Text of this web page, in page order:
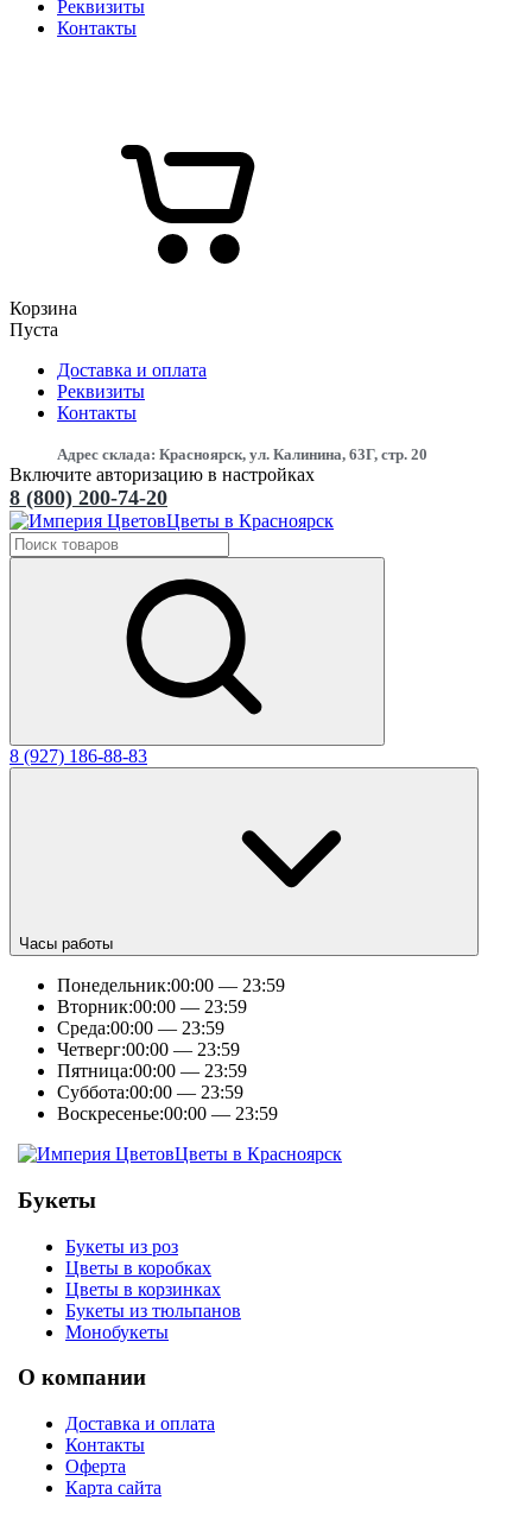
Реквизиты
Контакты
Корзина
Пуста
Доставка и оплата
Реквизиты
Контакты
Адрес склада: Красноярск, ул. Калинина, 63Г, стр. 20
Включите авторизацию в настройках
8 (800) 200-74-20
Цветы в Красноярск
8 (927) 186-88-83
Часы работы
Понедельник:00:00 — 23:59
Вторник:00:00 — 23:59
Среда:00:00 — 23:59
Четверг:00:00 — 23:59
Пятница:00:00 — 23:59
Суббота:00:00 — 23:59
Воскресенье:00:00 — 23:59
Цветы в Красноярск
Букеты
Букеты из роз
Цветы в коробках
Цветы в корзинках
Букеты из тюльпанов
Монобукеты
О компании
Доставка и оплата
Контакты
Оферта
Карта сайта